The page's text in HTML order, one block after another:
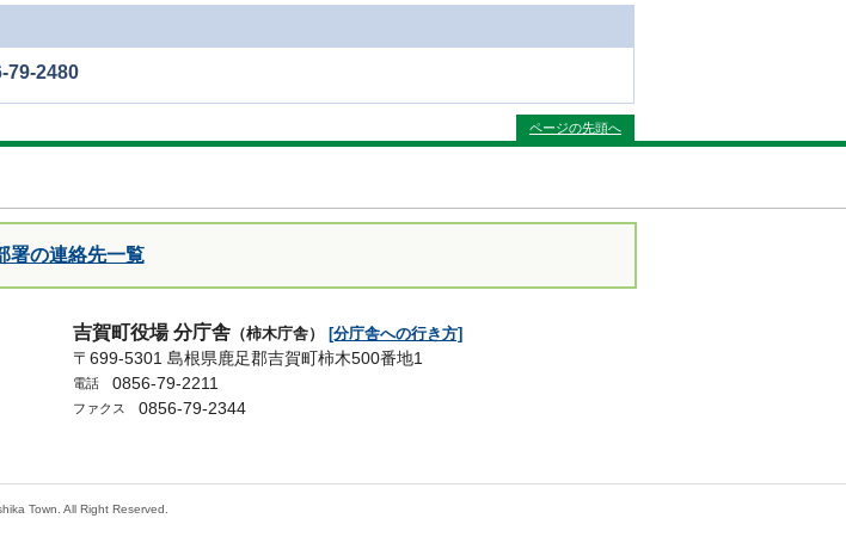
2480
ページの先頭へ
署の連絡先一覧
吉賀町役場 分庁舎 （柿木庁舎） [分庁舎への行き方]
〒699-5301 島根県鹿足郡吉賀町柿木500番地1
電話 0856-79-2211
ファクス 0856-79-2344
Town. All Right Reserved.